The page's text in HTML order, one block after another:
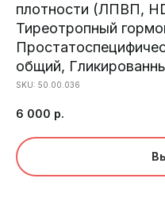
плотности (ЛПВП,
Тиреотропный
общий,
SKU: 50.00.036
6 000 р.